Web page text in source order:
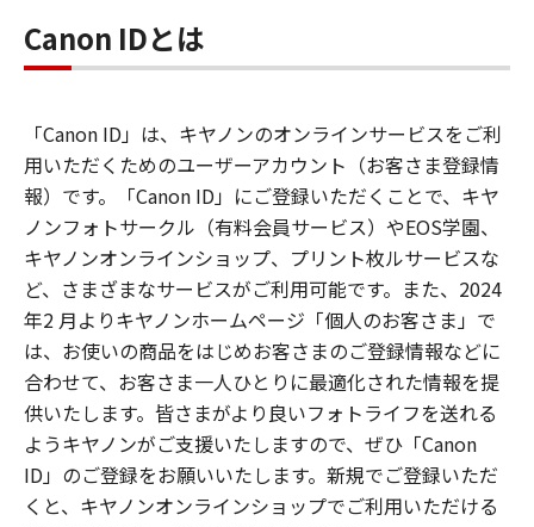
Canon IDとは
「Canon ID」は、キヤノンのオンラインサービスをご利
用いただくためのユーザーアカウント（お客さま登録情
報）です。「Canon ID」にご登録いただくことで、キヤ
ノンフォトサークル（有料会員サービス）やEOS学園、
キヤノンオンラインショップ、プリント枚ルサービスな
ど、さまざまなサービスがご利用可能です。また、2024
年2 月よりキヤノンホームページ「個人のお客さま」で
は、お使いの商品をはじめお客さまのご登録情報などに
合わせて、お客さま一人ひとりに最適化された情報を提
供いたします。皆さまがより良いフォトライフを送れる
ようキヤノンがご支援いたしますので、ぜひ「Canon
ID」のご登録をお願いいたします。新規でご登録いただ
くと、キヤノンオンラインショップでご利用いただける